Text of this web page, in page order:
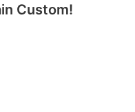
Custom!